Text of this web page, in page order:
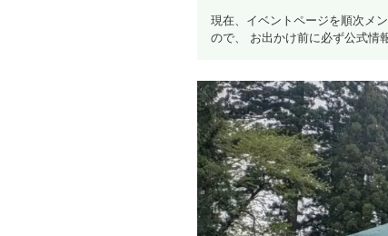
現在、イベントページを順次メ
ので、 お出かけ前に必ず公式情